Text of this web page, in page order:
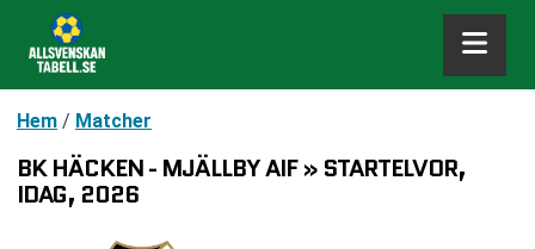
Hem / Matcher
BK HÄCKEN - MJÄLLBY AIF » STARTELVOR,
IDAG, 2026